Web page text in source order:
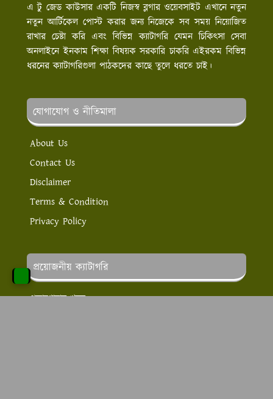
এ টু জেড কাউসার একটি নিজস্ব ব্লগার ওয়েবসাইট এখানে নতুন
নতুন আর্টিকেল পোস্ট করার জন্য নিজেকে সব সময় নিয়োজিত
রাখার চেষ্টা করি এবং বিভিন্ন ক্যাটাগরি যেমন চিকিৎসা সেবা
অনলাইনে ইনকাম শিক্ষা বিষয়ক সরকারি চাকরি এইরকম বিভিন্ন
ধরনের ক্যাটাগরিগুলা পাঠকদের কাছে তুলে ধরতে চাই।
যোগাযোগ ও নীতিমালা
About Us
Contact Us
Disclaimer
Terms & Condition
Privacy Policy
প্রয়োজনীয় ক্যাটাগরি
পড়াশোনার খবর